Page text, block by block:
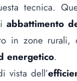
tecnica.
abbattimento
in zone rurali,
energetico.
vista dell’